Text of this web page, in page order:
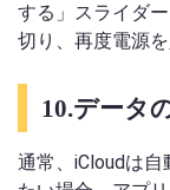
する」スライダ
切り、再度電源
10.データ
通常、iCloudは